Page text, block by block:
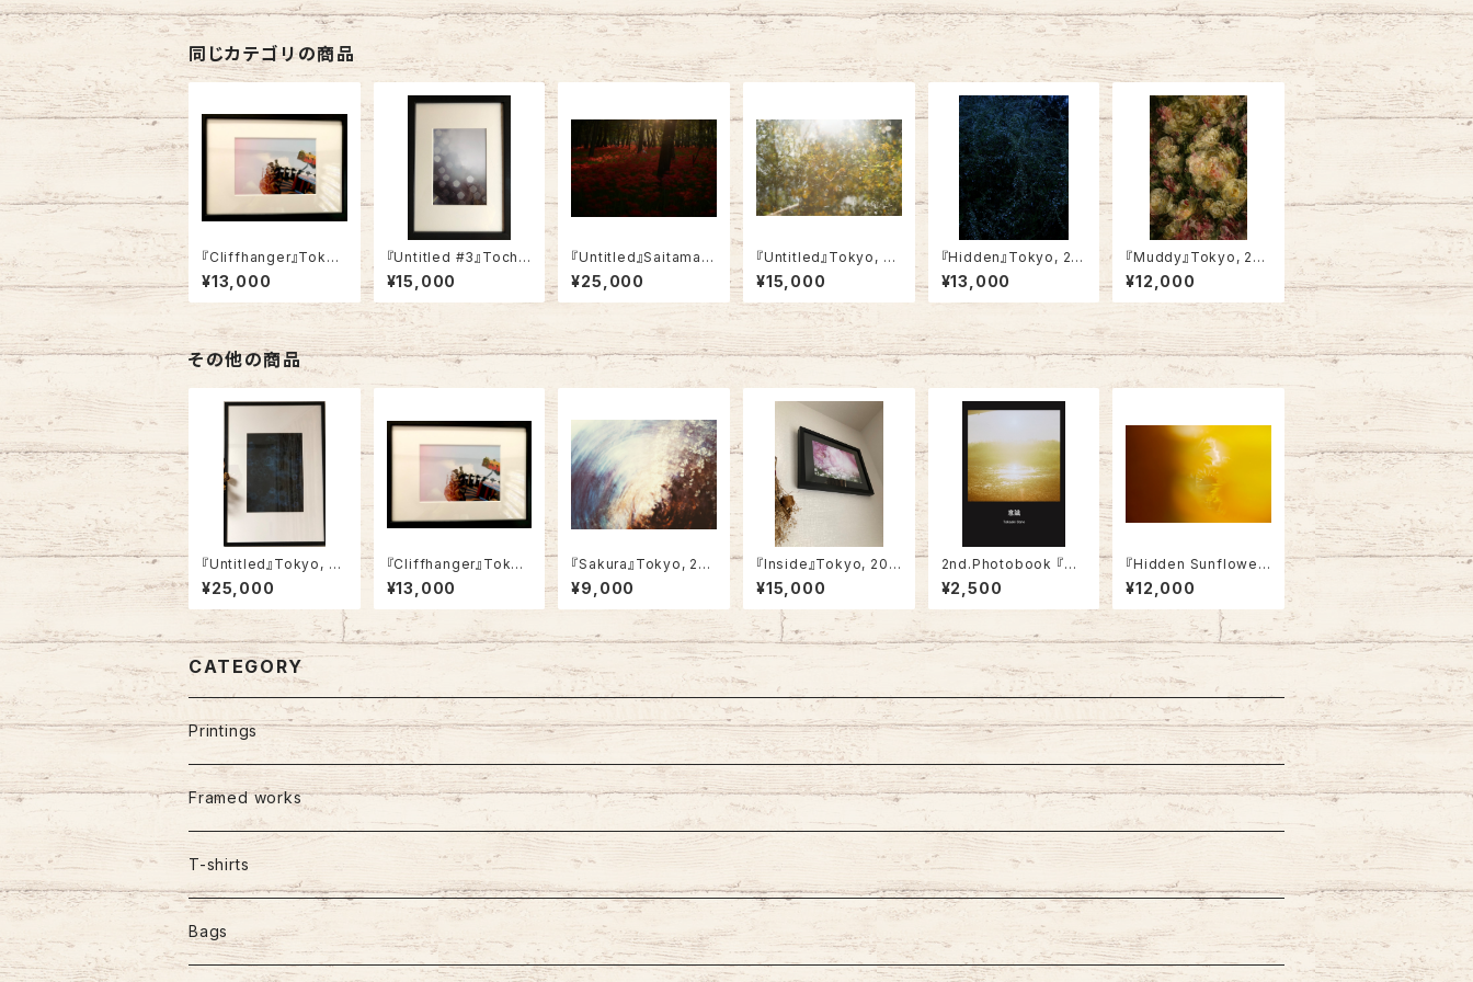
同じカテゴリの商品
『Cliffhanger』Toky
o, 2015
¥13,000
『Untitled #3』Tochi
gi, 2015
¥15,000
『Untitled』Saitama,
2023 【A2/Framed】
¥25,000
『Untitled』Tokyo, 20
24 (A4・framed)
¥15,000
『Hidden』Tokyo, 20
23 (A4・framed)
¥13,000
『Muddy』Tokyo, 202
4 (Not framed)
¥12,000
その他の商品
『Untitled』Tokyo, 20
22 (framed)
¥25,000
『Cliffhanger』Toky
o, 2015
¥13,000
『Sakura』Tokyo, 201
5 (Not framed)
¥9,000
『Inside』Tokyo, 202
4 (framed)
¥15,000
2nd.Photobook 『意
識 (Consciousnes
s)』-2nd. Edition
¥2,500
『Hidden Sunflower
s』Tokyo, 2023 (A4・
Not Framed)
¥12,000
CATEGORY
Printings
Framed works
T-shirts
Bags